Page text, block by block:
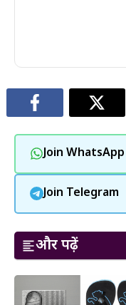
Join WhatsApp
Join Telegram
और पढ़ें